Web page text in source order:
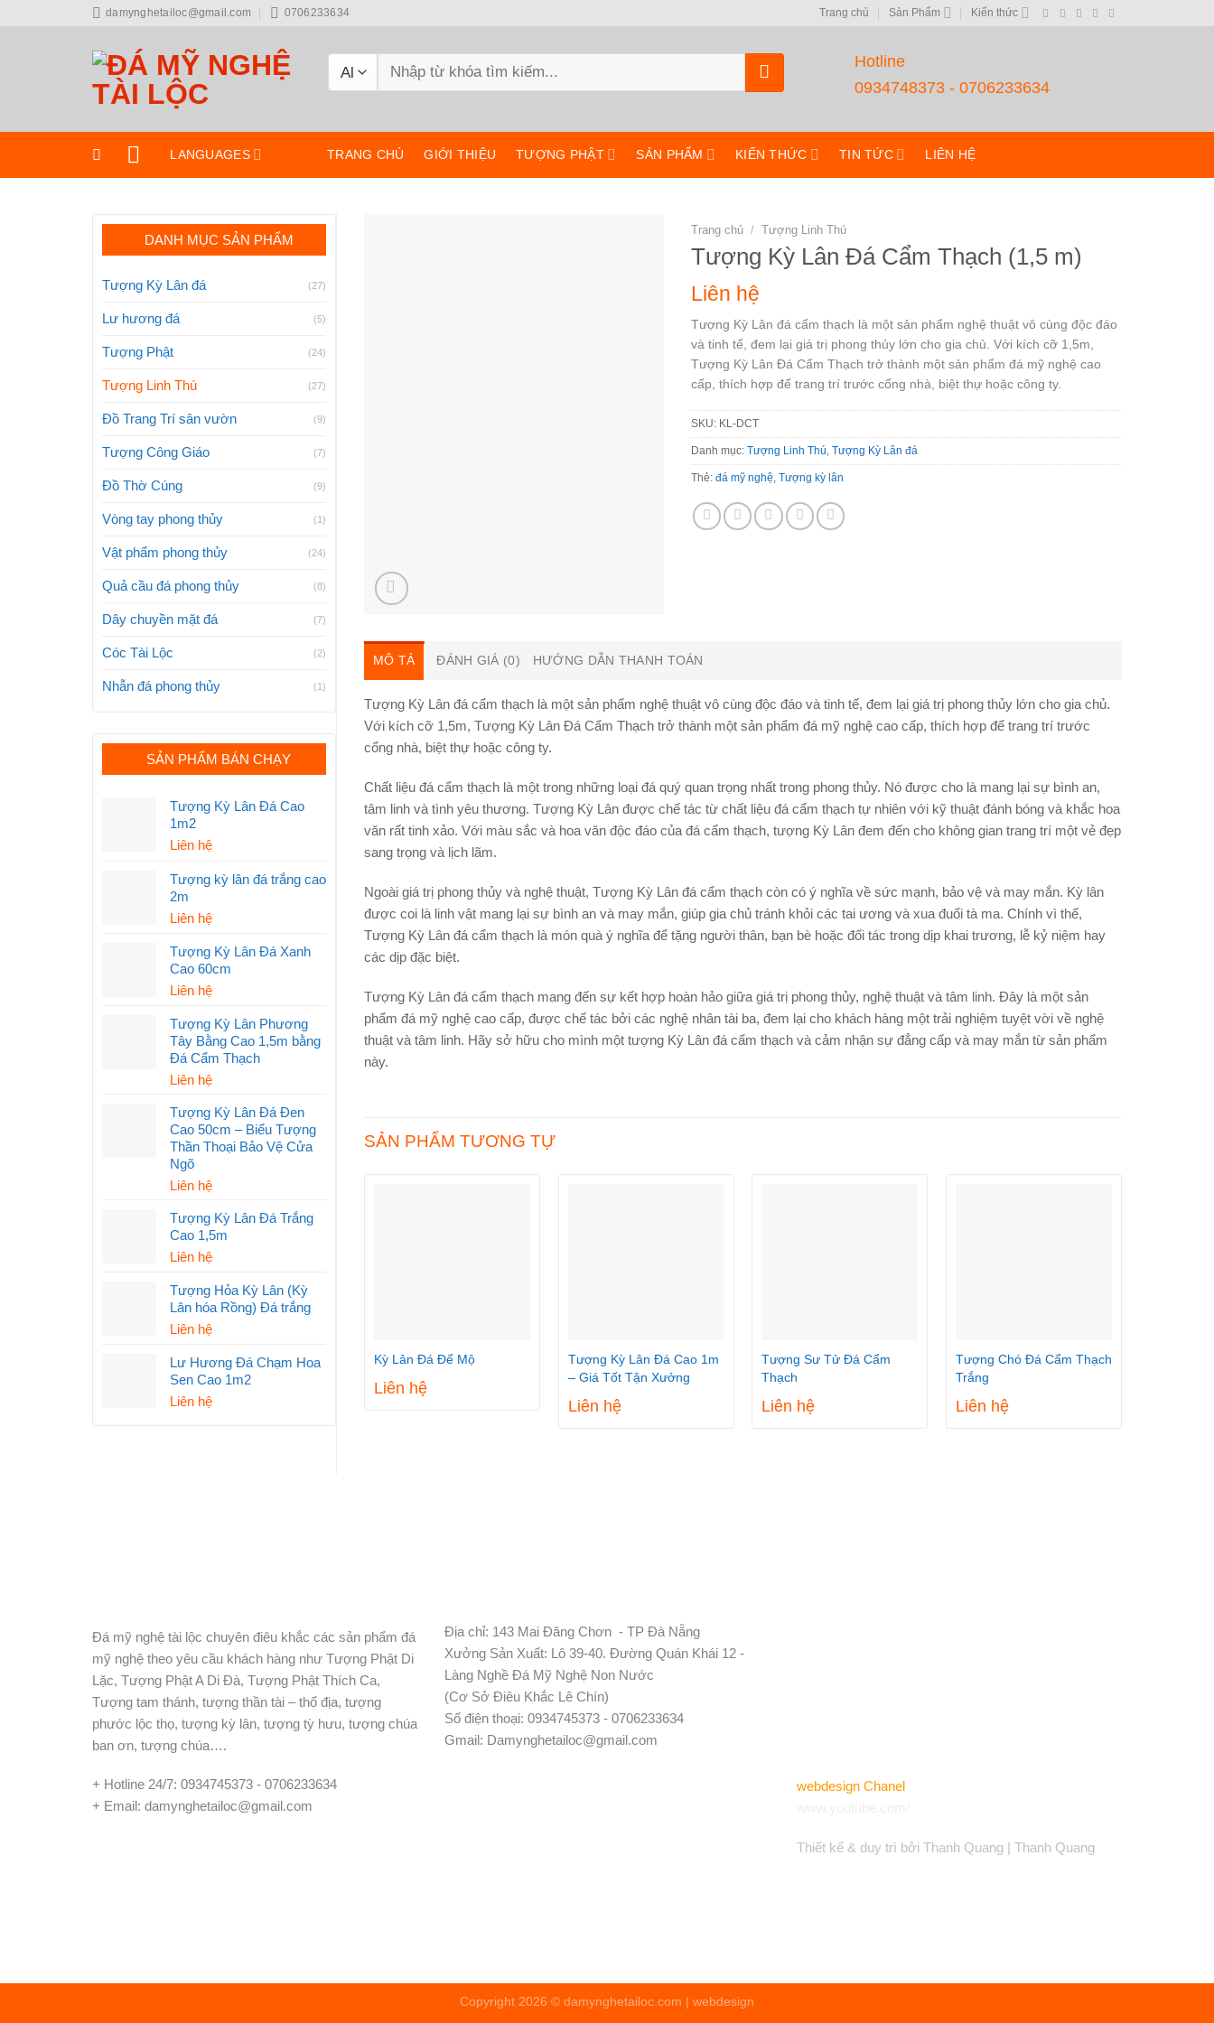
damynghetailoc@gmail.com 0706233634 Trang chủ Sản Phẩm Kiến thức
Tìm
Hotline
0934748373 - 0706233634
LANGUAGES TRANG CHỦ GIỚI THIỆU TƯỢNG PHẬT SẢN PHẨM KIẾN THỨC TIN TỨC LIÊN HỆ
DANH MỤC SẢN PHẨM
Tượng Kỳ Lân đá (27)
Lư hương đá (5)
Tượng Phật (24)
Tượng Linh Thú (27)
Đồ Trang Trí sân vườn (9)
Tượng Công Giáo (7)
Đồ Thờ Cúng (9)
Vòng tay phong thủy (1)
Vật phẩm phong thủy (24)
Quả cầu đá phong thủy (8)
Dây chuyền mặt đá (7)
Cóc Tài Lộc (2)
Nhẫn đá phong thủy (1)
SẢN PHẨM BÁN CHẠY
Tượng Kỳ Lân Đá Cao
1m2
Liên hệ
Tượng kỳ lân đá trắng cao
2m
Liên hệ
Tượng Kỳ Lân Đá Xanh
Cao 60cm
Liên hệ
Tượng Kỳ Lân Phương
Tây Bằng Cao 1,5m bằng
Đá Cẩm Thạch
Liên hệ
Tượng Kỳ Lân Đá Đen
Cao 50cm – Biểu Tượng
Thần Thoại Bảo Vệ Cửa
Ngõ
Liên hệ
Tượng Kỳ Lân Đá Trắng
Cao 1,5m
Liên hệ
Tượng Hỏa Kỳ Lân (Kỳ
Lân hóa Rồng) Đá trắng
Liên hệ
Lư Hương Đá Chạm Hoa
Sen Cao 1m2
Liên hệ
Trang chủ / Tượng Linh Thú
Tượng Kỳ Lân Đá Cẩm Thạch (1,5 m)
Liên hệ
Tượng Kỳ Lân đá cẩm thạch là một sản phẩm nghệ thuật vô cùng độc đáo
và tinh tế, đem lại giá trị phong thủy lớn cho gia chủ. Với kích cỡ 1,5m,
Tượng Kỳ Lân Đá Cẩm Thạch trở thành một sản phẩm đá mỹ nghệ cao
cấp, thích hợp để trang trí trước cổng nhà, biệt thự hoặc công ty.
SKU: KL-DCT
Danh mục:Tượng Linh Thú,Tượng Kỳ Lân đá
Thẻ:đá mỹ nghệ,Tượng kỳ lân
MÔ TẢ ĐÁNH GIÁ (0) HƯỚNG DẪN THANH TOÁN
Tượng Kỳ Lân đá cẩm thạch là một sản phẩm nghệ thuật vô cùng độc đáo và tinh tế, đem lại giá trị phong thủy lớn cho gia chủ.
Với kích cỡ 1,5m, Tượng Kỳ Lân Đá Cẩm Thạch trở thành một sản phẩm đá mỹ nghệ cao cấp, thích hợp để trang trí trước
cổng nhà, biệt thự hoặc công ty.
Chất liệu đá cẩm thạch là một trong những loại đá quý quan trọng nhất trong phong thủy. Nó được cho là mang lại sự bình an,
tâm linh và tình yêu thương. Tượng Kỳ Lân được chế tác từ chất liệu đá cẩm thạch tự nhiên với kỹ thuật đánh bóng và khắc hoa
văn rất tinh xảo. Với màu sắc và hoa văn độc đáo của đá cẩm thạch, tượng Kỳ Lân đem đến cho không gian trang trí một vẻ đẹp
sang trọng và lịch lãm.
Ngoài giá trị phong thủy và nghệ thuật, Tượng Kỳ Lân đá cẩm thạch còn có ý nghĩa về sức mạnh, bảo vệ và may mắn. Kỳ lân
được coi là linh vật mang lại sự bình an và may mắn, giúp gia chủ tránh khỏi các tai ương và xua đuổi tà ma. Chính vì thế,
Tượng Kỳ Lân đá cẩm thạch là món quà ý nghĩa để tặng người thân, bạn bè hoặc đối tác trong dịp khai trương, lễ kỷ niệm hay
các dịp đặc biệt.
Tượng Kỳ Lân đá cẩm thạch mang đến sự kết hợp hoàn hảo giữa giá trị phong thủy, nghệ thuật và tâm linh. Đây là một sản
phẩm đá mỹ nghệ cao cấp, được chế tác bởi các nghệ nhân tài ba, đem lại cho khách hàng một trải nghiệm tuyệt vời về nghệ
thuật và tâm linh. Hãy sở hữu cho mình một tượng Kỳ Lân đá cẩm thạch và cảm nhận sự đẳng cấp và may mắn từ sản phẩm
này.
SẢN PHẨM TƯƠNG TỰ
Kỳ Lân Đá Để Mộ
Liên hệ
Tượng Kỳ Lân Đá Cao 1m
– Giá Tốt Tận Xưởng
Liên hệ
Tượng Sư Tử Đá Cẩm
Thạch
Liên hệ
Tượng Chó Đá Cẩm Thạch
Trắng
Liên hệ
Đá mỹ nghệ tài lộc chuyên điêu khắc các sản phẩm đá
mỹ nghệ theo yêu cầu khách hàng như Tượng Phật Di
Lặc, Tượng Phật A Di Đà, Tượng Phật Thích Ca,
Tượng tam thánh, tượng thần tài – thổ địa, tượng
phước lộc thọ, tượng kỳ lân, tượng tỳ hưu, tượng chúa
ban ơn, tượng chúa….
+ Hotline 24/7: 0934745373 - 0706233634
+ Email: damynghetailoc@gmail.com
Địa chỉ: 143 Mai Đăng Chơn - TP Đà Nẵng
Xưởng Sản Xuất: Lô 39-40. Đường Quán Khái 12 -
Làng Nghề Đá Mỹ Nghệ Non Nước
(Cơ Sở Điêu Khắc Lê Chín)
Số điện thoại: 0934745373 - 0706233634
Gmail: Damynghetailoc@gmail.com
webdesign Chanel
Thiết kế & duy trì bởi Thanh Quang | Thanh Quang
Copyright 2026 © damynghetailoc.com | webdesign